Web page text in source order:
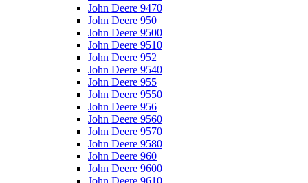
John Deere 9470
John Deere 950
John Deere 9500
John Deere 9510
John Deere 952
John Deere 9540
John Deere 955
John Deere 9550
John Deere 956
John Deere 9560
John Deere 9570
John Deere 9580
John Deere 960
John Deere 9600
John Deere 9610